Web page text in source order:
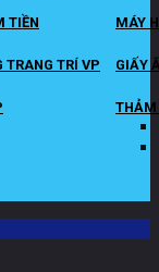
TIỀN MÁY
TRANG TRÍ VP GIẤY
THẢM